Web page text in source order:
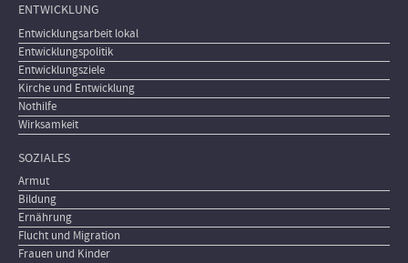
ENTWICKLUNG
Entwicklungsarbeit lokal
Entwicklungspolitik
Entwicklungsziele
Kirche und Entwicklung
Nothilfe
Wirksamkeit
SOZIALES
Armut
Bildung
Ernährung
Flucht und Migration
Frauen und Kinder